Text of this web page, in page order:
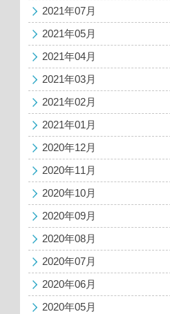
2021年07月
2021年05月
2021年04月
2021年03月
2021年02月
2021年01月
2020年12月
2020年11月
2020年10月
2020年09月
2020年08月
2020年07月
2020年06月
2020年05月